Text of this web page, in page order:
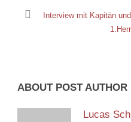
Interview mit Kapitän
ABOUT POST AUTHOR
Lucas